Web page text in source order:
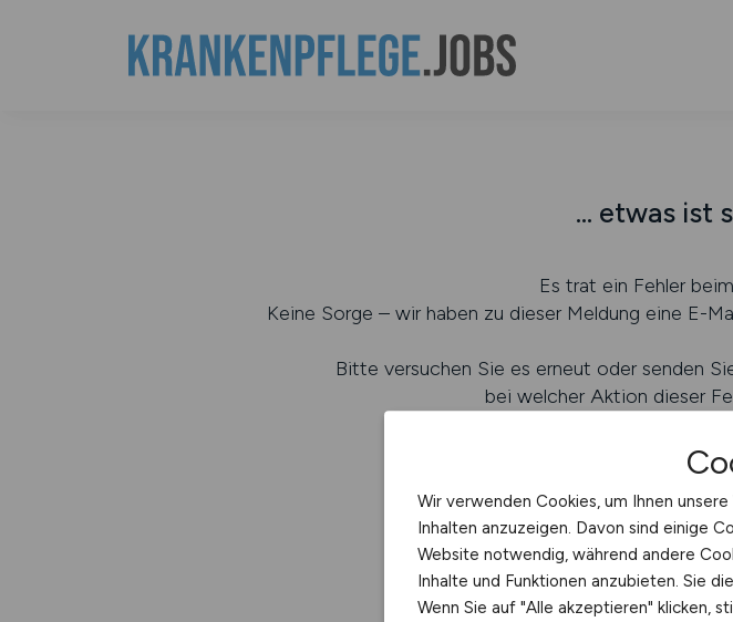
... etwas ist
Es trat ein Fehler
Keine Sorge – wir haben zu dieser Meldung eine E-
Bitte versuchen Sie es erneut oder senden
bei welcher Aktion dieser
Wir verwenden Cookies, um Ihnen
Inhalten anzuzeigen. Davon sind einige
Website notwendig, während andere
Inhalte und Funktionen anzubieten. Sie
Wenn Sie auf "Alle akzeptieren" klicken,